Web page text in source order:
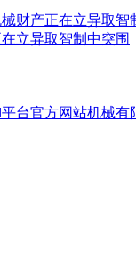
财产正在立异取智
立异取智制中突围
台官方网站机械有